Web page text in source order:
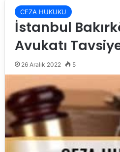
CEZA HUKUKU
İstanbul
Avukatı
26 Aralık 2022 5